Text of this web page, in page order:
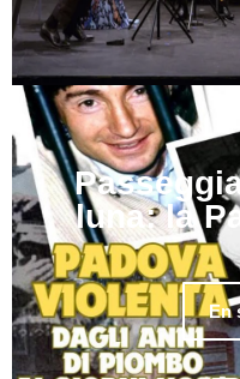
luna: la
En